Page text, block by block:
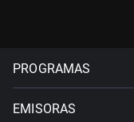
PROGRAMAS
EMISORAS